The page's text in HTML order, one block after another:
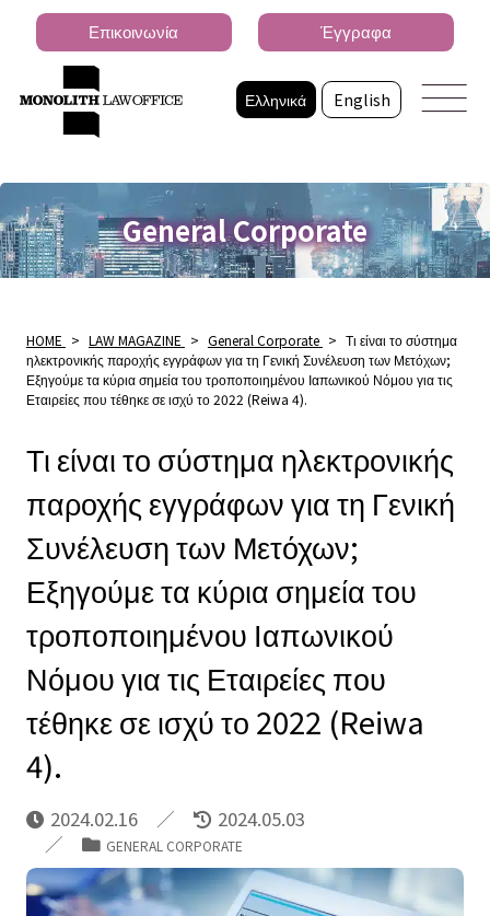
Ελληνικά English
Επικοινωνία Έγγραφα
General Corporate
HOME > LAW MAGAZINE > General Corporate > Τι είναι το σύστημα
ηλεκτρονικής παροχής εγγράφων για τη Γενική Συνέλευση των Μετόχων;
Εξηγούμε τα κύρια σημεία του τροποποιημένου Ιαπωνικού Νόμου για τις
Εταιρείες που τέθηκε σε ισχύ το 2022 (Reiwa 4).
Τι είναι το σύστημα ηλεκτρονικής
παροχής εγγράφων για τη Γενική
Συνέλευση των Μετόχων;
Εξηγούμε τα κύρια σημεία του
τροποποιημένου Ιαπωνικού
Νόμου για τις Εταιρείες που
τέθηκε σε ισχύ το 2022 (Reiwa
4).
2024.02.16 2024.05.03
GENERAL CORPORATE